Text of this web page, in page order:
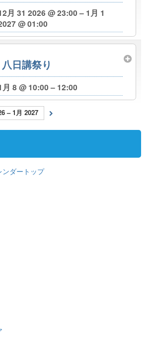
月 31 2026 @ 23:00 – 1月 1
@ 01:00
八日講祭り
月 8 @ 10:00 – 12:00
– 1月 2027
ンダートップ